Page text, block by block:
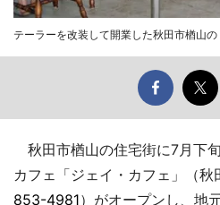
テーラーを改装して開業した秋田市楢山
秋田市楢山の住宅街に7月下
カフェ「ジェイ・カフェ」（秋
853-4981）がオープンし、地